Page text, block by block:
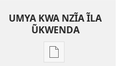
UMYA KWA NZĨA ĨLA
ŨKWENDA
Nyuva